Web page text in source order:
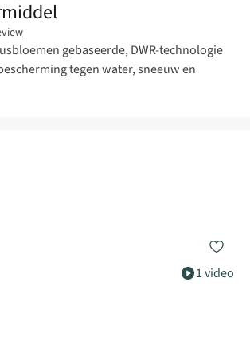
1 video
gebaseerde, DWR-technologie
tegen water, sneeuw en